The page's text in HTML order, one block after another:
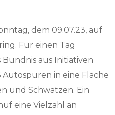
dem 09.07.23, auf
Für einen Tag
aus Initiativen
Autospuren in eine Fläche
und Schwätzen. Ein
eine Vielzahl an